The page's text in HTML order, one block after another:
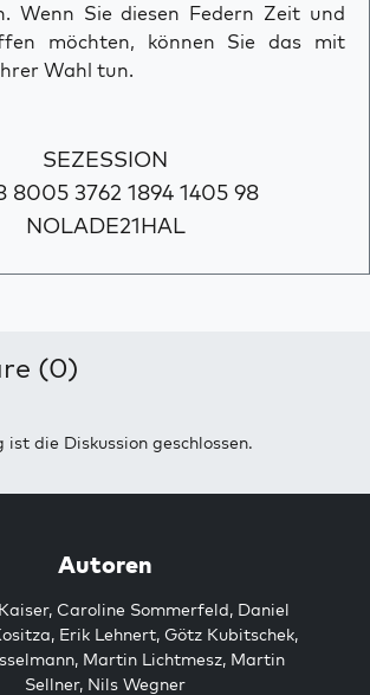
Wenn Sie diesen Federn Zeit und
möchten, können Sie das mit
Wahl tun.
SEZESSION
8005 3762 1894 1405 98
NOLADE21HAL
(0)
die Diskussion geschlossen.
Autoren
, Caroline Sommerfeld, Daniel
, Erik Lehnert, Götz Kubitschek,
, Martin Lichtmesz, Martin
Sellner, Nils Wegner